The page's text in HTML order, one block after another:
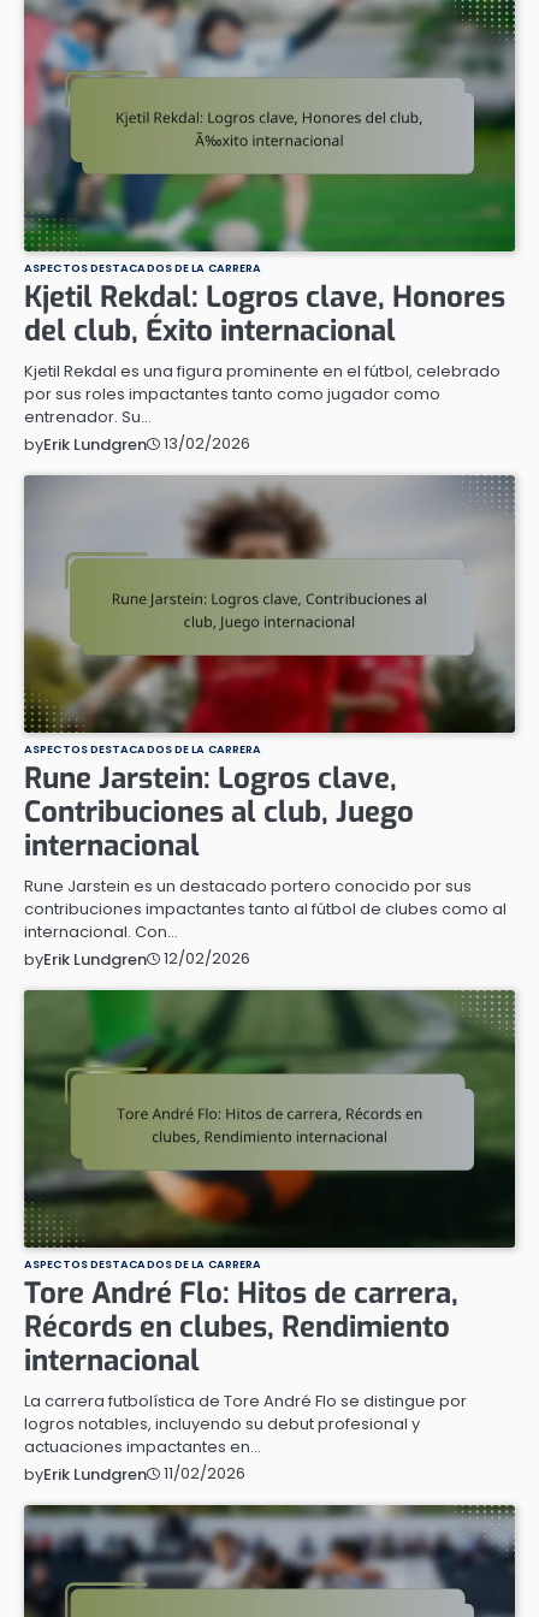
ASPECTOS DESTACADOS DE LA CARRERA
Kjetil Rekdal: Logros clave, Honores
del club, Éxito internacional
Kjetil Rekdal es una figura prominente en el fútbol, celebrado
por sus roles impactantes tanto como jugador como
entrenador. Su…
byErik Lundgren 13/02/2026
ASPECTOS DESTACADOS DE LA CARRERA
Rune Jarstein: Logros clave,
Contribuciones al club, Juego
internacional
Rune Jarstein es un destacado portero conocido por sus
contribuciones impactantes tanto al fútbol de clubes como al
internacional. Con…
byErik Lundgren 12/02/2026
ASPECTOS DESTACADOS DE LA CARRERA
Tore André Flo: Hitos de carrera,
Récords en clubes, Rendimiento
internacional
La carrera futbolística de Tore André Flo se distingue por
logros notables, incluyendo su debut profesional y
actuaciones impactantes en…
byErik Lundgren 11/02/2026